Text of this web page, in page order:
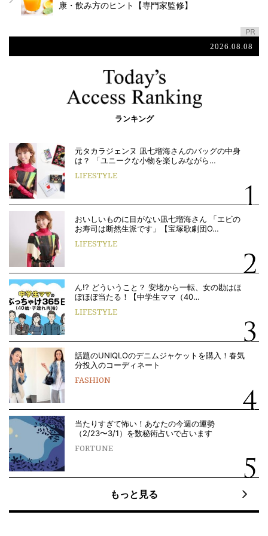
康・飲み方のヒント【専門家監修】
2026.08.08
ランキング
元タカラジェンヌ 凪七瑠海さんのバッグの中身
は？ 「ユニークな小物を楽しみながら…
LIFESTYLE
おいしいものに目がない凪七瑠海さん 「エビの
お寿司は断然生派です」【宝塚歌劇団O…
LIFESTYLE
ん!? どういうこと？ 安堵から一転、女の勘はほ
ぼほぼ当たる！【中学生ママ（40…
LIFESTYLE
話題のUNIQLOのデニムジャケットを購入！春気
分投入のコーディネート
FASHION
当たりすぎて怖い！あなたの今週の運勢
（2/23〜3/1）を数秘術占いで占います
FORTUNE
もっと見る